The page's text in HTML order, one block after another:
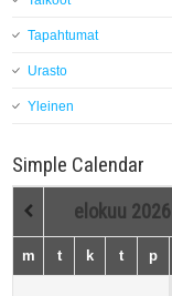
Tapahtumat
Urasto
Yleinen
Simple Calendar
elokuu 2026
m t k t p